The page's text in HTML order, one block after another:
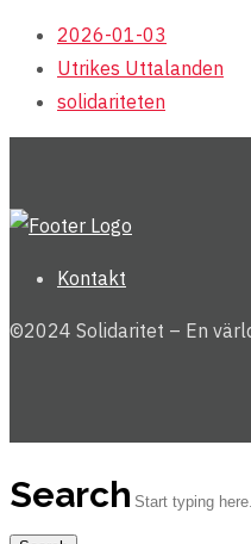
2026-01-03
Utrikes Uttalanden
solidariteten
Kontakt
©2024 Solidaritet – En
Search